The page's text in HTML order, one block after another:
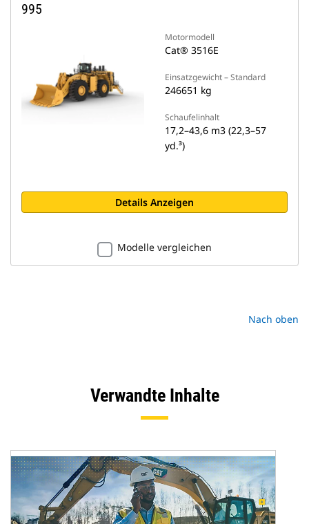
995
Motormodell
Cat® 3516E
Einsatzgewicht – Standard
246651 kg
Schaufelinhalt
17,2–43,6 m3 (22,3–57
yd.³)
Details Anzeigen
Modelle vergleichen
Nach oben
Verwandte Inhalte